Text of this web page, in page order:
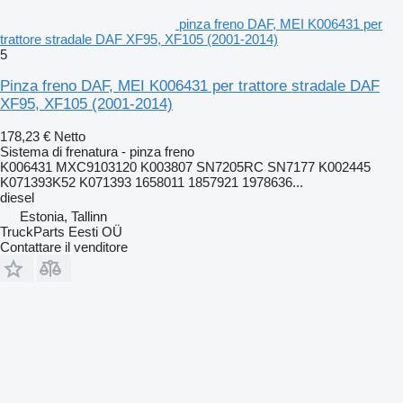
pinza freno DAF, MEI K006431 per
trattore stradale DAF XF95, XF105 (2001-2014)
5
Pinza freno DAF, MEI K006431 per trattore stradale DAF
XF95, XF105 (2001-2014)
178,23 € Netto
Sistema di frenatura - pinza freno
K006431 MXC9103120 K003807 SN7205RC SN7177 K002445
K071393K52 K071393 1658011 1857921 1978636...
diesel
Estonia, Tallinn
TruckParts Eesti OÜ
Contattare il venditore